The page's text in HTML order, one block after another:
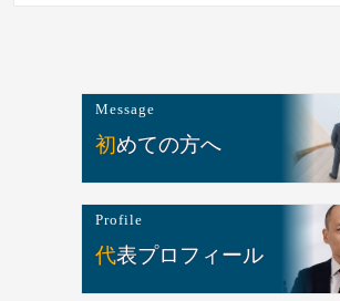
Message
初めての方へ
Profile
代表プロフィール